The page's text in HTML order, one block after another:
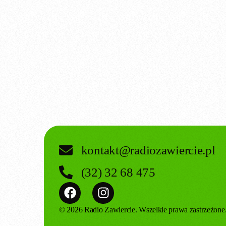
kontakt@radiozawiercie.pl
(32) 32 68 475
© 2026 Radio Zawiercie. Wszelkie prawa